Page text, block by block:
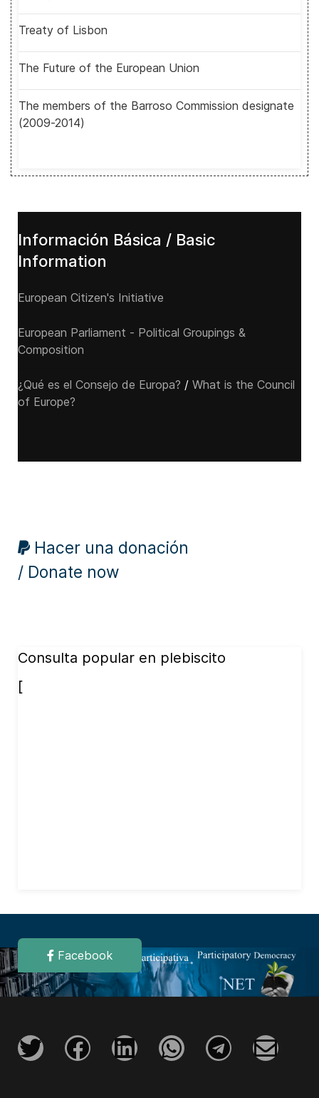
Treaty of Lisbon
The Future of the European Union
The members of the Barroso Commission designate
(2009-2014)
Información Básica / Basic
Information
European Citizen's Initiative
European Parliament - Political Groupings &
Composition
¿Qué es el Consejo de Europa? / What is the Council
of Europe?
Hacer una donación
/ Donate now
Consulta popular en plebiscito
[
Facebook